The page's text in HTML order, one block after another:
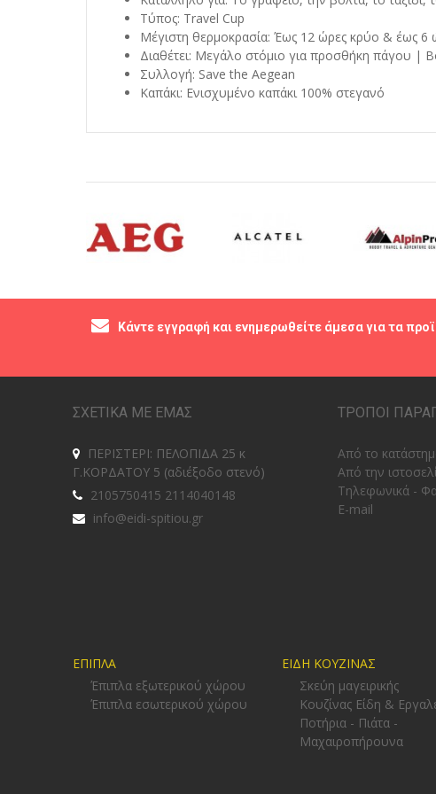
Τύπος: Travel Cup
Μέγιστη θερμοκρασία: Έως 12 ώρες κρύο & έως 6
Διαθέτει: Μεγάλο στόμιο για προσθήκη πάγου |
Συλλογή: Save the Aegean
Καπάκι: Ενισχυμένο καπάκι 100% στεγανό
Κάντε εγγραφή και ενημερωθείτε άμεσα για τα
ΣΧΕΤΙΚΑ ΜΕ ΕΜΑΣ
ΠΕΡΙΣΤΕΡΙ: ΠΕΛΟΠΙΔΑ 25 κ
Γ.ΚΟΡΔΑΤΟΥ 5 (αδιέξοδο στενό)
2105750415 2114040148
info@eidi-spitiou.gr
ΤΡΟΠΟΙ
Από το
Από την
Tηλεφωνικά -
E-mail
ΕΠΙΠΛΑ
Έπιπλα εξωτερικού χώρου
Έπιπλα εσωτερικού χώρου
ΕΙΔΗ ΚΟΥΖΙΝΑΣ
Σκεύη μαγειρικής
Κουζίνας Είδη &
Ποτήρια - Πιάτα -
Μαχαιροπήρουνα